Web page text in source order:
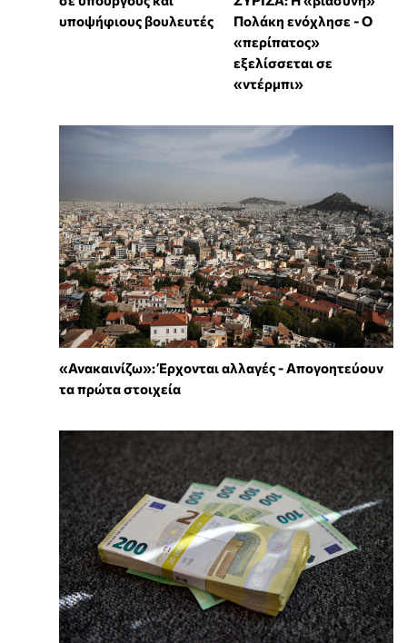
υποψήφιους βουλευτές
Πολάκη ενόχλησε - Ο
«περίπατος»
εξελίσσεται σε
«ντέρμπι»
«Ανακαινίζω»: Έρχονται αλλαγές - Απογοητεύουν
τα πρώτα στοιχεία